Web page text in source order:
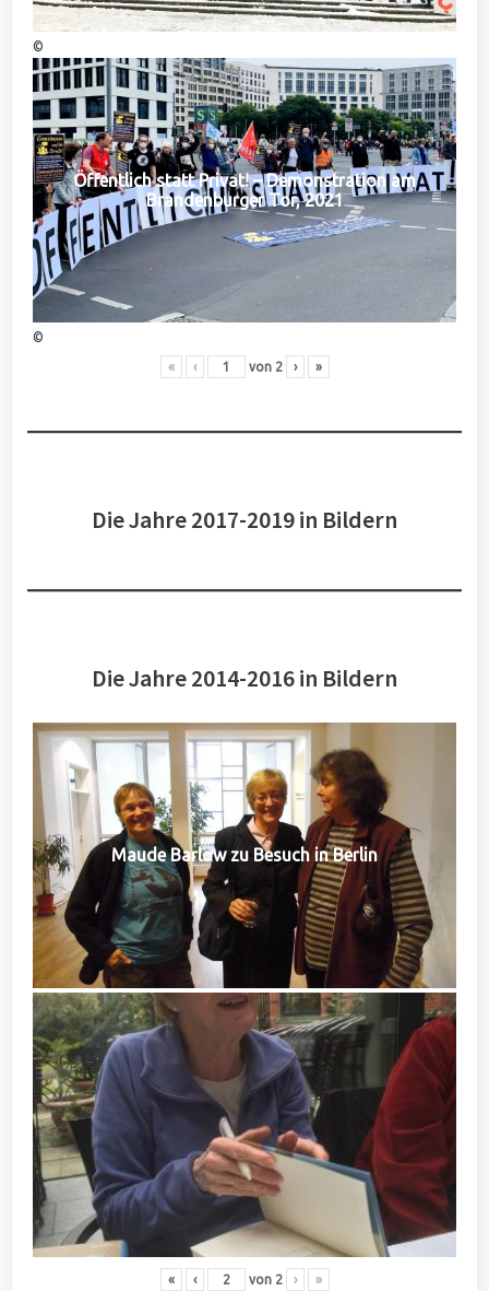
©
Öffentlich statt Privat! – Demonstration am
Brandenburger Tor, 2021
©
« ‹ von 2 › »
Die Jahre 2017-2019 in Bildern
Die Jahre 2014-2016 in Bildern
Maude Barlow zu Besuch in Berlin
« ‹ von 2 › »